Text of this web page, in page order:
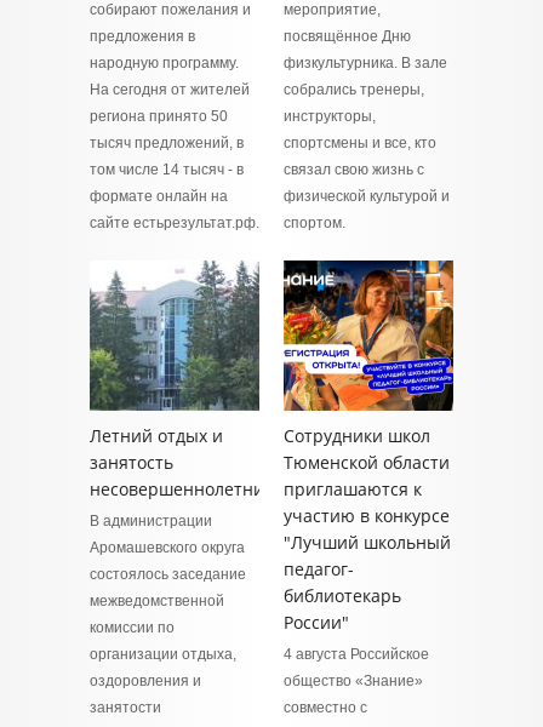
собирают пожелания и
предложения в
народную программу.
На сегодня от жителей
региона принято 50
тысяч предложений, в
том числе 14 тысяч - в
формате онлайн на
сайте естьрезультат.рф.
мероприятие,
посвящённое Дню
физкультурника. В зале
собрались тренеры,
инструкторы,
спортсмены и все, кто
связал свою жизнь с
физической культурой и
спортом.
Летний отдых и
занятость
несовершеннолетних
В администрации
Аромашевского округа
состоялось заседание
межведомственной
комиссии по
организации отдыха,
оздоровления и
занятости
Сотрудники школ
Тюменской области
приглашаются к
участию в конкурсе
"Лучший школьный
педагог-
библиотекарь
России"
4 августа Российское
общество «Знание»
совместно с